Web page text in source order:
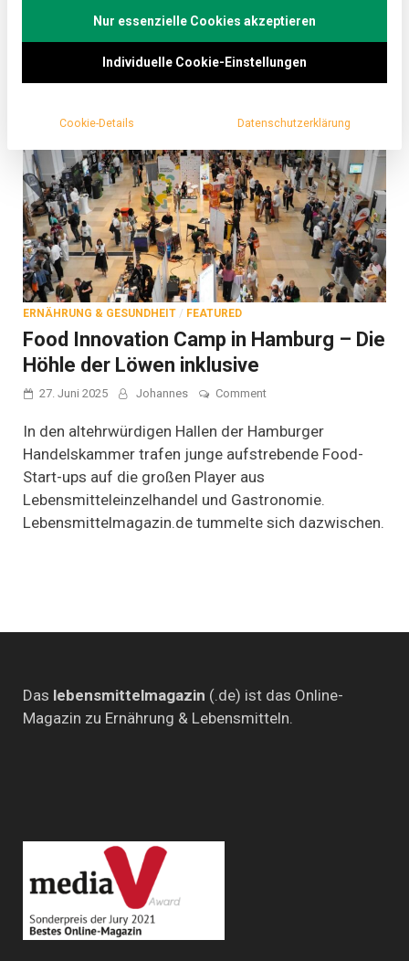
Innovation
Camp
’26
ERNÄHRUNG & GESUNDHEIT / FEATURED
Food Innovation Camp in Hamburg – Die
Höhle der Löwen inklusive
27. Juni 2025 Johannes Commenton
Innovation
Camp
in
Die
Höhle
In den altehrwürdigen Hallen der Hamburger
Handelskammer trafen junge aufstrebende Food-
Start-ups auf die großen Player aus
Lebensmitteleinzelhandel und Gastronomie.
Lebensmittelmagazin.de tummelte sich dazwischen.
Das lebensmittelmagazin (.de) ist das Online-
Magazin zu Ernährung & Lebensmitteln.
Nur essenzielle Cookies akzeptieren
Individuelle Cookie-Einstellungen
Cookie-Details Datenschutzerklärung